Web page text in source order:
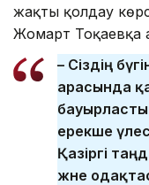
жақты қолдау
Жомарт Тоқаевқа
– Сіздің
арасында
ерекше
Қазіргі
және